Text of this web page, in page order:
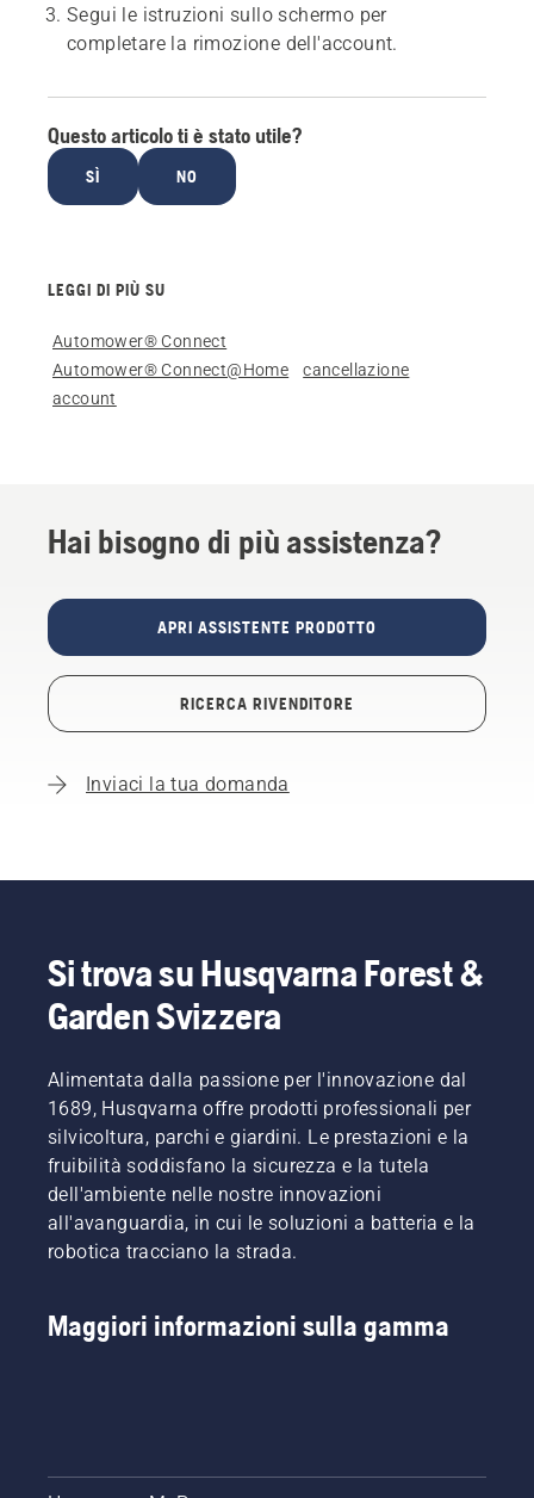
Segui le istruzioni sullo schermo per
completare la rimozione dell'account.
Questo articolo ti è stato utile?
SÌ NO
LEGGI DI PIÙ SU
Automower® Connect
Automower® Connect@Home
cancellazione
account
Hai bisogno di più assistenza?
APRI ASSISTENTE PRODOTTO
RICERCA RIVENDITORE
Inviaci la tua domanda
Si trova su Husqvarna Forest &
Garden Svizzera
Alimentata dalla passione per l'innovazione dal
1689, Husqvarna offre prodotti professionali per
silvicoltura, parchi e giardini. Le prestazioni e la
fruibilità soddisfano la sicurezza e la tutela
dell'ambiente nelle nostre innovazioni
all'avanguardia, in cui le soluzioni a batteria e la
robotica tracciano la strada.
Maggiori informazioni sulla gamma